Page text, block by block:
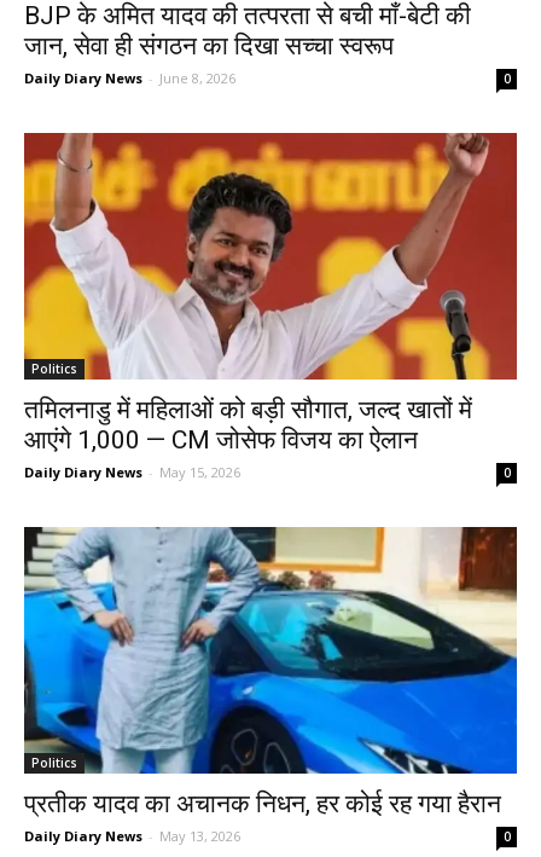
BJP के अमित यादव की तत्परता से बची माँ-बेटी की
जान, सेवा ही संगठन का दिखा सच्चा स्वरूप
Daily Diary News - June 8, 2026 0
Politics
तमिलनाडु में महिलाओं को बड़ी सौगात, जल्द खातों में
आएंगे ₹1,000 — CM जोसेफ विजय का ऐलान
Daily Diary News - May 15, 2026 0
Politics
प्रतीक यादव का अचानक निधन, हर कोई रह गया हैरान
Daily Diary News - May 13, 2026 0